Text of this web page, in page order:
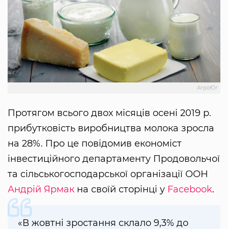
АгроЮг
Протягом всього двох місяців осені 2019 р.
прибутковість виробництва молока зросла
на 28%. Про це повідомив економіст
інвестиційного департаменту Продовольчої
та сільськогосподарської організації ООН
Андрій Ярмак на своїй сторінці у Facebook.
«В жовтні зростання склало 9,3% до